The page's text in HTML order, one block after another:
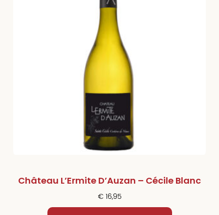
Château L’Ermite D’Auzan – Cécile Blanc
€ 16,95